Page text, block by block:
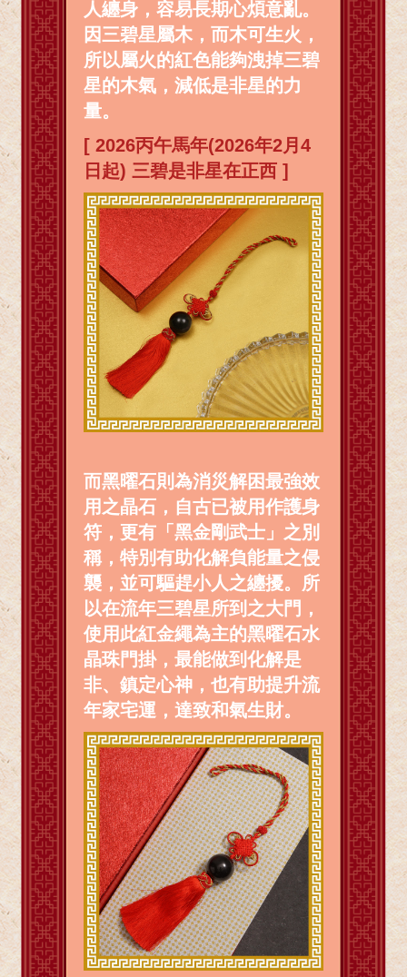
人纏身，容易長期心煩意亂。
因三碧星屬木，而木可生火，
所以屬火的紅色能夠洩掉三碧
星的木氣，減低是非星的力
量。
[ 2026丙午馬年(2026年2月4
日起) 三碧是非星在正西 ]
而黑曜石則為消災解困最強效
用之晶石，自古已被用作護身
符，更有「黑金剛武士」之別
稱，特別有助化解負能量之侵
襲，並可驅趕小人之纏擾。所
以在流年三碧星所到之大門，
使用此紅金繩為主的黑曜石水
晶珠門掛，最能做到化解是
非、鎮定心神，也有助提升流
年家宅運，達致和氣生財。